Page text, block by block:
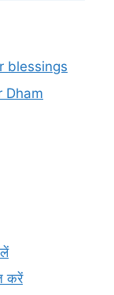
blessings
Dham
करें